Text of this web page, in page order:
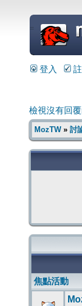
=
登入
檢視沒有回
MozTW» 討
焦點活動